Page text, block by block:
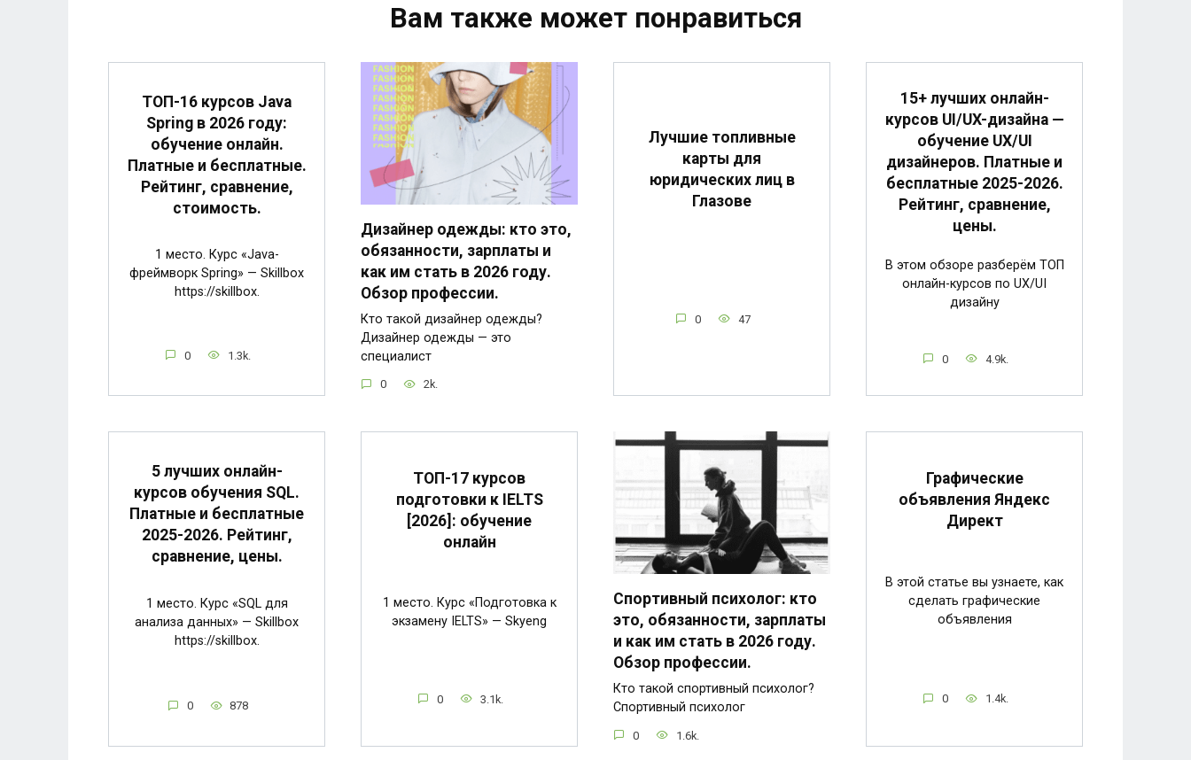
Вам также может понравиться
ТОП-16 курсов Java
Spring в 2026 году:
обучение онлайн.
Платные и бесплатные.
Рейтинг, сравнение,
стоимость.
1 место. Курс «Java-
фреймворк Spring» — Skillbox
https://skillbox.
0 1.3k.
Дизайнер одежды: кто это,
обязанности, зарплаты и
как им стать в 2026 году.
Обзор профессии.
Кто такой дизайнер одежды?
Дизайнер одежды — это
специалист
0 2k.
Лучшие топливные
карты для
юридических лиц в
Глазове
0 47
15+ лучших онлайн-
курсов UI/UX-дизайна —
обучение UX/UI
дизайнеров. Платные и
бесплатные 2025-2026.
Рейтинг, сравнение,
цены.
В этом обзоре разберём ТОП
онлайн-курсов по UX/UI
дизайну
0 4.9k.
5 лучших онлайн-
курсов обучения SQL.
Платные и бесплатные
2025-2026. Рейтинг,
сравнение, цены.
1 место. Курс «SQL для
анализа данных» — Skillbox
https://skillbox.
0 878
ТОП-17 курсов
подготовки к IELTS
[2026]: обучение
онлайн
1 место. Курс «Подготовка к
экзамену IELTS» — Skyeng
0 3.1k.
Спортивный психолог: кто
это, обязанности, зарплаты
и как им стать в 2026 году.
Обзор профессии.
Кто такой спортивный психолог?
Спортивный психолог
0 1.6k.
Графические
объявления Яндекс
Директ
В этой статье вы узнаете, как
сделать графические
объявления
0 1.4k.